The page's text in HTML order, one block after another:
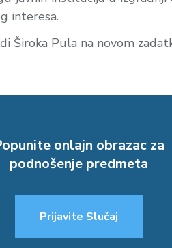
interesa.
Široka Pula na novom
onlajn obrazac za
podnošenje predmeta
Prijavite Slučaj